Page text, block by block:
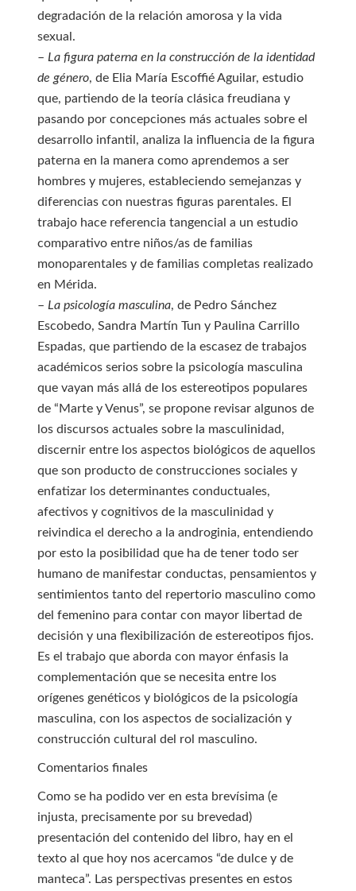
degradación de la relación amorosa y la vida
sexual.
– La figura paterna en la construcción de la identidad
de género, de Elia María Escoffié Aguilar, estudio
que, partiendo de la teoría clásica freudiana y
pasando por concepciones más actuales sobre el
desarrollo infantil, analiza la influencia de la figura
paterna en la manera como aprendemos a ser
hombres y mujeres, estableciendo semejanzas y
diferencias con nuestras figuras parentales. El
trabajo hace referencia tangencial a un estudio
comparativo entre niños/as de familias
monoparentales y de familias completas realizado
en Mérida.
– La psicología masculina, de Pedro Sánchez
Escobedo, Sandra Martín Tun y Paulina Carrillo
Espadas, que partiendo de la escasez de trabajos
académicos serios sobre la psicología masculina
que vayan más allá de los estereotipos populares
de “Marte y Venus”, se propone revisar algunos de
los discursos actuales sobre la masculinidad,
discernir entre los aspectos biológicos de aquellos
que son producto de construcciones sociales y
enfatizar los determinantes conductuales,
afectivos y cognitivos de la masculinidad y
reivindica el derecho a la androginia, entendiendo
por esto la posibilidad que ha de tener todo ser
humano de manifestar conductas, pensamientos y
sentimientos tanto del repertorio masculino como
del femenino para contar con mayor libertad de
decisión y una flexibilización de estereotipos fijos.
Es el trabajo que aborda con mayor énfasis la
complementación que se necesita entre los
orígenes genéticos y biológicos de la psicología
masculina, con los aspectos de socialización y
construcción cultural del rol masculino.
Comentarios finales
Como se ha podido ver en esta brevísima (e
injusta, precisamente por su brevedad)
presentación del contenido del libro, hay en el
texto al que hoy nos acercamos “de dulce y de
manteca”. Las perspectivas presentes en estos